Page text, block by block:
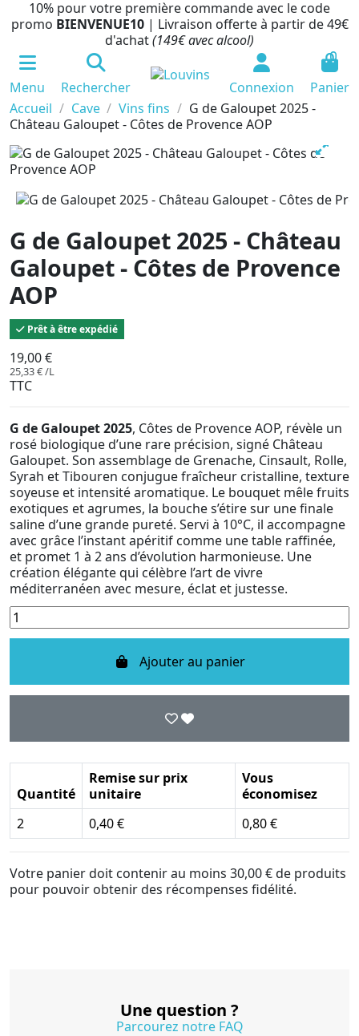
10% pour votre première commande avec le code
promo BIENVENUE10 | Livraison offerte à partir de 49€
d'achat(149€ avec alcool)
Menu Rechercher Connexion
0
Panier
Accueil
Cave Vins fins
G de Galoupet 2025 -
Château Galoupet - Côtes de Provence AOP
G de Galoupet 2025 - Château
Galoupet - Côtes de Provence
AOP
Prêt à être expédié
19,00 €
25,33 € /L
TTC
G de Galoupet 2025, Côtes de Provence AOP, révèle un
rosé biologique d’une rare précision, signé Château
Galoupet. Son assemblage de Grenache, Cinsault, Rolle,
Syrah et Tibouren conjugue fraîcheur cristalline, texture
soyeuse et intensité aromatique. Le bouquet mêle fruits
exotiques et agrumes, la bouche s’étire sur une finale
saline d’une grande pureté. Servi à 10°C, il accompagne
avec grâce l’instant apéritif comme une table raffinée,
et promet 1 à 2 ans d’évolution harmonieuse. Une
création élégante qui célèbre l’art de vivre
méditerranéen avec mesure, éclat et justesse.
Ajouter au panier
Quantité
Remise sur prix
unitaire
Vous
économisez
2
0,40 € 0,80 €
Votre panier doit contenir au moins 30,00 € de produits
pour pouvoir obtenir des récompenses fidélité.
Une question ?
Parcourez notre FAQ